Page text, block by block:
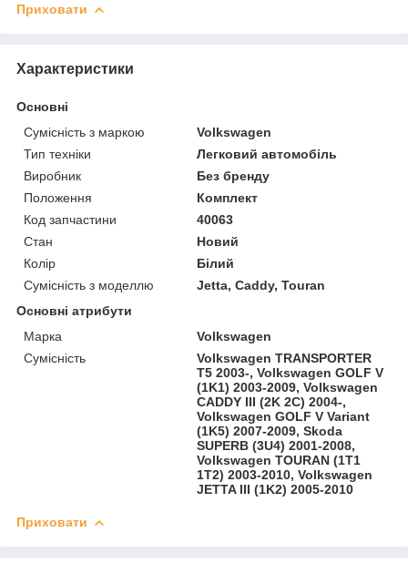
Приховати
Характеристики
Основні
Сумісність з маркою
Volkswagen
Тип техніки
Легковий автомобіль
Виробник
Без бренду
Положення
Комплект
Код запчастини
40063
Стан
Новий
Колір
Білий
Сумісність з моделлю
Jetta, Caddy, Touran
Основні атрибути
Марка
Volkswagen
Сумісність
Volkswagen TRANSPORTER
T5 2003-, Volkswagen GOLF V
(1K1) 2003-2009, Volkswagen
CADDY III (2K 2C) 2004-,
Volkswagen GOLF V Variant
(1K5) 2007-2009, Skoda
SUPERB (3U4) 2001-2008,
Volkswagen TOURAN (1T1
1T2) 2003-2010, Volkswagen
JETTA III (1K2) 2005-2010
Приховати